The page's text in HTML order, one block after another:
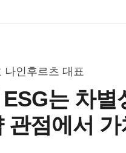
나인후르츠 대표
는 차별
관점에서